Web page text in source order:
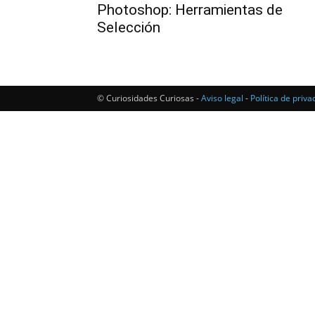
Photoshop: Herramientas de
Selección
© Curiosidades Curiosas -Aviso legal - Política de